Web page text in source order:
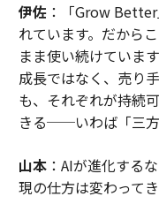
伊佐：「Grow Better
れています。だから
まま使い続けていま
成長ではなく、売り
も、それぞれが持続
きる──いわば「三方
山本：AIが進化する
現の仕方は変わってき